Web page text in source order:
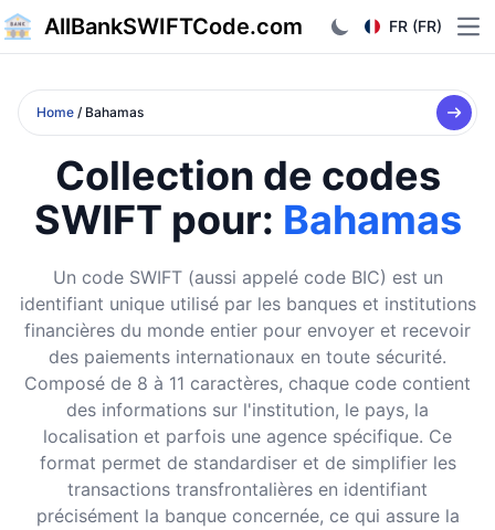
AllBankSWIFTCode.com FR (FR)
Home / Bahamas
Collection de codes
SWIFT pour: Bahamas
Un code SWIFT (aussi appelé code BIC) est un
identifiant unique utilisé par les banques et institutions
financières du monde entier pour envoyer et recevoir
des paiements internationaux en toute sécurité.
Composé de 8 à 11 caractères, chaque code contient
des informations sur l'institution, le pays, la
localisation et parfois une agence spécifique. Ce
format permet de standardiser et de simplifier les
transactions transfrontalières en identifiant
précisément la banque concernée, ce qui assure la